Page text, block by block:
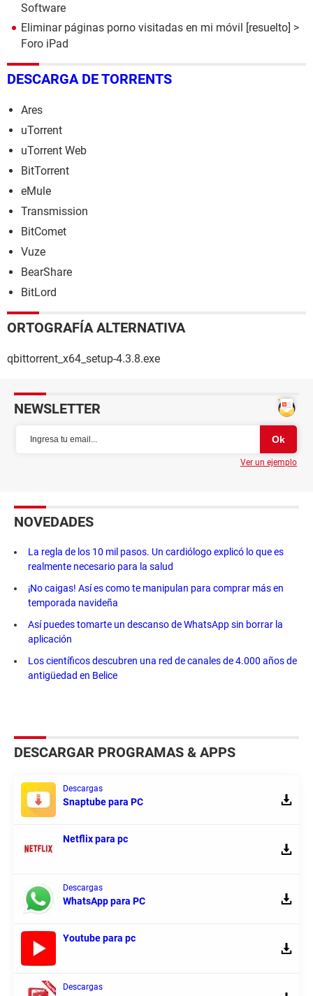
Software
Eliminar páginas porno visitadas en mi móvil [resuelto] >
Foro iPad
DESCARGA DE TORRENTS
Ares
uTorrent
uTorrent Web
BitTorrent
eMule
Transmission
BitComet
Vuze
BearShare
BitLord
ORTOGRAFÍA ALTERNATIVA
qbittorrent_x64_setup-4.3.8.exe
NEWSLETTER
Ver un ejemplo
NOVEDADES
La regla de los 10 mil pasos. Un cardiólogo explicó lo que es
realmente necesario para la salud
¡No caigas! Así es como te manipulan para comprar más en
temporada navideña
Así puedes tomarte un descanso de WhatsApp sin borrar la
aplicación
Los científicos descubren una red de canales de 4.000 años de
antigüedad en Belice
DESCARGAR PROGRAMAS & APPS
Descargas
Snaptube para PC
Netflix para pc
Descargas
WhatsApp para PC
Youtube para pc
Descargas